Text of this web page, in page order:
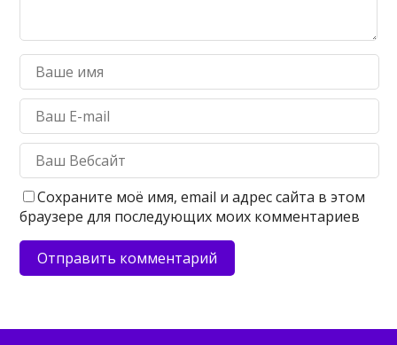
Сохраните моё имя, email и адрес сайта в этом
браузере для последующих моих комментариев